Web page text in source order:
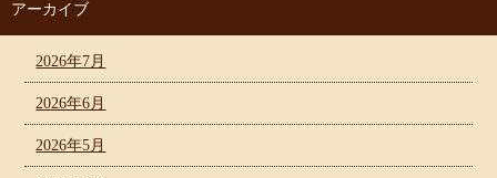
アーカイブ
2026年7月
2026年6月
2026年5月